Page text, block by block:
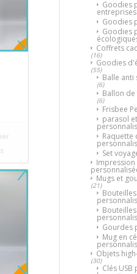
Goodies
entreprises
Goodies
Goodies
Coffrets
(16)
Goodies
(55)
Balle anti
(6)
Ballon
(6)
Frisbee
parasol
Raquette
Set
Mugs et
(21)
Gourdes
Mug en
Objets
(30)
Clés